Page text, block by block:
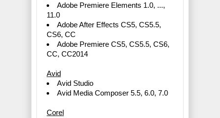
Adobe Premiere Elements 1.0, ...,
11.0
Adobe After Effects CS5, CS5.5,
CS6, CC
Adobe Premiere CS5, CS5.5, CS6,
CC, CC2014
Avid
Avid Studio
Avid Media Composer 5.5, 6.0, 7.0
Corel